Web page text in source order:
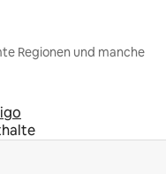
Regionen und manche